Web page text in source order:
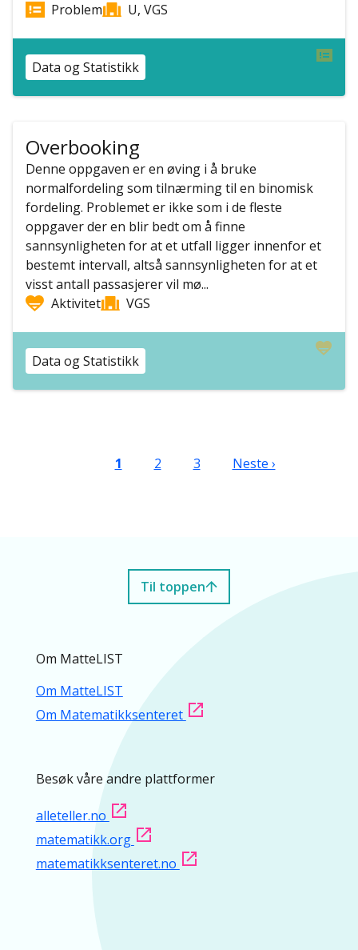
Problem
U, VGS
Data og Statistikk
Overbooking
Denne oppgaven er en øving i å bruke
normalfordeling som tilnærming til en binomisk
fordeling. Problemet er ikke som i de fleste
oppgaver der en blir bedt om å finne
sannsynligheten for at et utfall ligger innenfor et
bestemt intervall, altså sannsynligheten for at et
visst antall passasjerer vil mø...
Aktivitet
VGS
Data og Statistikk
SiderNåværende side
1 Side
2 Side
3 Neste side
Neste ›
Til toppen
Om MatteLIST
Om MatteLIST
Om Matematikksenteret
Besøk våre andre plattformer
alleteller.no
matematikk.org
matematikksenteret.no